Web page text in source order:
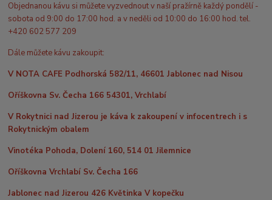
Objednanou kávu si můžete vyzvednout v naší pražírně každý pondělí -
sobota od 9:00 do 17:00 hod. a v neděli od 10:00 do 16:00 hod. tel.
+420 602 577 209
Dále můžete kávu zakoupit:
V NOTA CAFE Podhorská 582/11, 46601 Jablonec nad Nisou
Oříškovna Sv. Čecha 166 54301, Vrchlabí
V Rokytnici nad Jizerou je káva k zakoupení v infocentrech i s
Rokytnickým obalem
Vinotéka Pohoda, Dolení 160, 514 01 Jilemnice
Oříškovna Vrchlabí Sv. Čecha 166
Jablonec nad Jizerou 426 Květinka V kopečku